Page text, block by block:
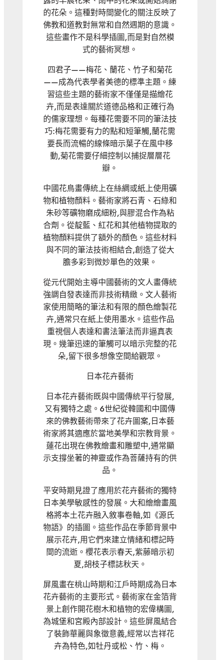
的花朵。這種對時間變化的關注反映了
佛教和道教對無常和自然週期的意識。
這些畫作不是科學插圖,而是對自然模
式的藝術冥想。
四君子——梅花、蘭花、竹子和菊花
——成為代表學者美德的標準主題。練
習這些主題的藝術家不僅僅是描繪花
卉,而是表達關於道德品格和正確行為
的儒家理想。每種花需要不同的筆法技
巧:梅花需要有力的點和短筆觸,蘭花需
要長而流暢的線條暗示葉子在風中移
動,菊花需要仔細控制以捕捉層層花
瓣。
中國花鳥畫傳統上在絲綢或紙上使用礦
物和植物顏料。藝術家將石青、石綠和
朱砂等礦物磨成細粉,與膠混合作為粘
合劑。從靛藍、紅花和其他植物提取的
植物顏料提供了額外的顏色。這些材料
與不同的筆法技術相結合,創造了從大
膽多彩到微妙單色的效果。
從元代開始主導中國藝術的文人畫傳統
強調自發表達而非技術精緻。文人藝術
家使用簡略的筆法和有限的顏色繪製花
卉,通常只在紙上使用墨水。這些作品
重視個人表達和書法筆法而非逼真表
現。幾筆迅速的筆觸可以暗示完整的花
朵,留下很多想像空間給觀眾。
日本花卉藝術
日本花卉藝術既與中國傳統平行發展,
又有獨特之處。6世紀從韓國和中國傳
來的佛教藝術帶來了花卉圖案,日本藝
術家將其適應於當地美學和宗教背景。
蓮花出現在佛教繪畫和雕塑中,通常顯
示支撐坐著的神靈或作為菩薩持有的供
品。
平安時期見證了應用於花卉藝術的獨特
日本美學敏感性的發展。大和繪繪畫風
格將本土花卉融入敘事卷軸,如《源氏
物語》的插圖。這些作品在季節背景中
展示花卉,用它們來建立情緒和標記時
間的流逝。櫻花表示春天,紫藤暗示初
夏,胡枝子標誌秋天。
屏風畫在桃山時期和江戶時期成為日本
花卉藝術的主要形式。藝術家在金箔背
景上創作開花樹木和植物的宏偉構圖,
為城堡和宮殿內部設計。這些屏風結合
了裝飾華麗與象徵意義,經常以吉祥花
卉為特色,如牡丹或松、竹、梅。